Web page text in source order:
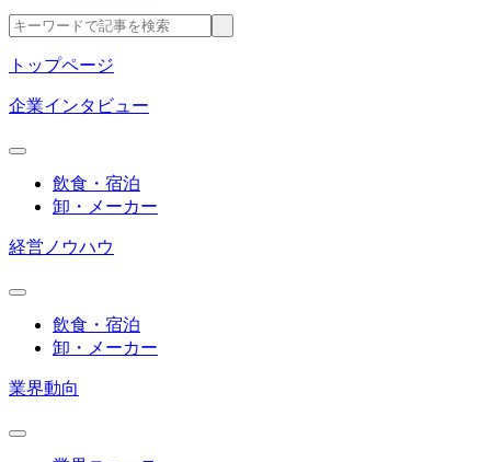
トップページ
企業インタビュー
飲食・宿泊
卸・メーカー
経営ノウハウ
飲食・宿泊
卸・メーカー
業界動向